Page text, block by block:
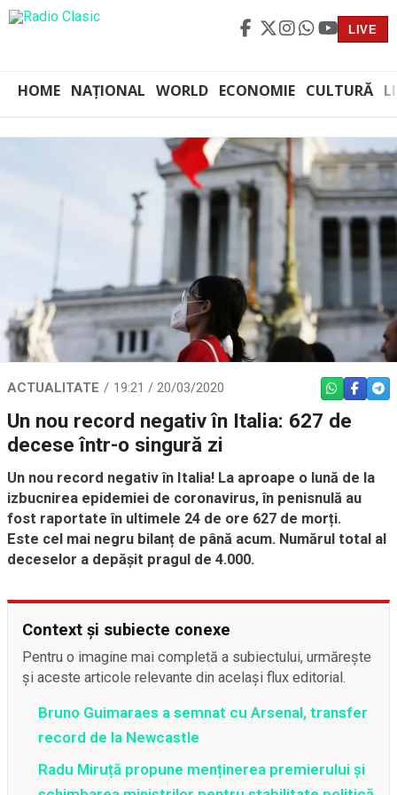
LIVE
HOME NAȚIONAL WORLD ECONOMIE CULTURĂ
ACTUALITATE 19:21 / 20/03/2020 WHATSAPP
Un nou record negativ în Italia: 627 de
decese într-o singură zi
Un nou record negativ în Italia! La aproape o lună de la
izbucnirea epidemiei de coronavirus, în penisnulă au
fost raportate în ultimele 24 de ore 627 de morți.
Este cel mai negru bilanț de până acum. Numărul total al
deceselor a depășit pragul de 4.000.
Context și subiecte conexe
Pentru o imagine mai completă a subiectului, urmărește
și aceste articole relevante din același flux editorial.
Bruno Guimaraes a semnat cu Arsenal, transfer
record de la Newcastle
Radu Miruță propune menținerea premierului și